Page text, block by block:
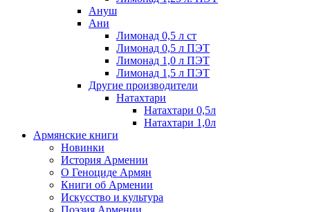
Ануш
Ани
Лимонад 0,5 л ст
Лимонад 0,5 л ПЭТ
Лимонад 1,0 л ПЭТ
Лимонад 1,5 л ПЭТ
Другие производители
Натахтари
Натахтари 0,5л
Натахтари 1,0л
Армянские книги
Новинки
История Армении
О Геноциде Армян
Книги об Армении
Иcкусство и культура
Поэзия Армении